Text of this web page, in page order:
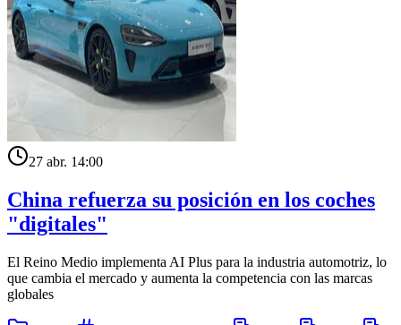
27 abr. 14:00
China refuerza su posición en los coches
"digitales"
El Reino Medio implementa AI Plus para la industria automotriz, lo
que cambia el mercado y aumenta la competencia con las marcas
globales